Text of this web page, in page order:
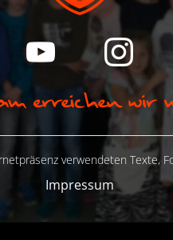
verwendeten Texte,
Impressum